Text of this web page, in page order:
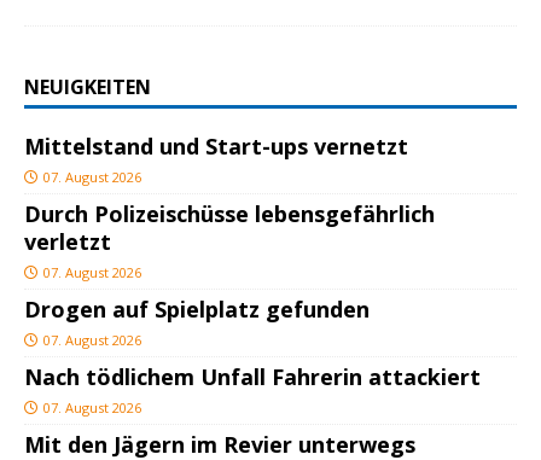
NEUIGKEITEN
Mittelstand und Start-ups vernetzt
07. August 2026
Durch Polizeischüsse lebensgefährlich
verletzt
07. August 2026
Drogen auf Spielplatz gefunden
07. August 2026
Nach tödlichem Unfall Fahrerin attackiert
07. August 2026
Mit den Jägern im Revier unterwegs